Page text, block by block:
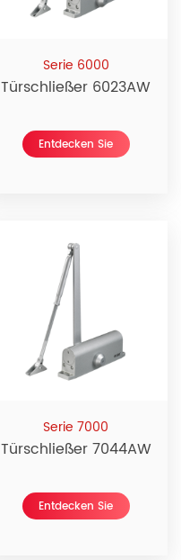
Serie 6000
Türschließer 6023AW
Entdecken Sie
Serie 7000
Türschließer 7044AW
Entdecken Sie